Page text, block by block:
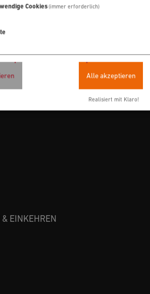
EINKEHREN
Cookies(immer erforderlich)
Alle akzeptieren
Realisiert mit Klaro!